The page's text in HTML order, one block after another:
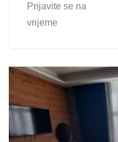
Prijavite se na
vrijeme